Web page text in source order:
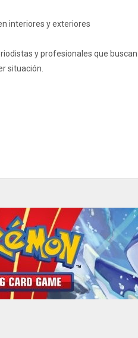
interiores y exteriores
y profesionales que buscan
situación.